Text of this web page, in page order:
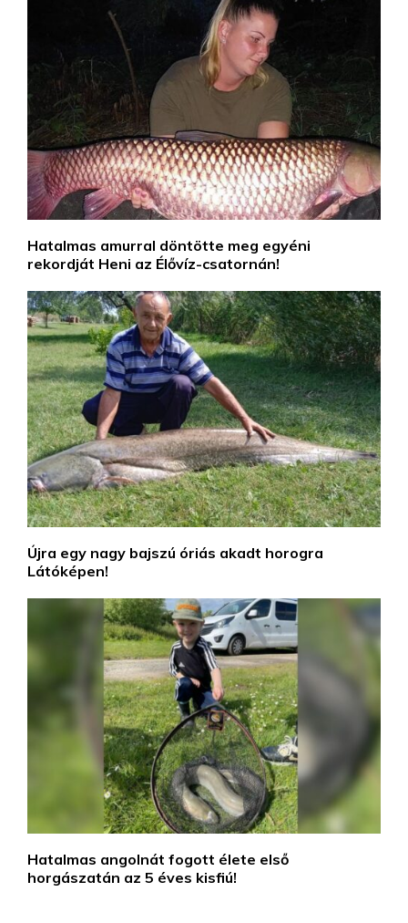
Hatalmas amurral döntötte meg egyéni
rekordját Heni az Élővíz-csatornán!
Újra egy nagy bajszú óriás akadt horogra
Látóképen!
Hatalmas angolnát fogott élete első
horgászatán az 5 éves kisfiú!